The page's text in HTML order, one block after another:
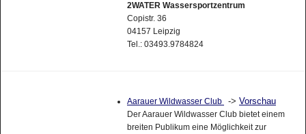
2WATER Wassersportzentrum
Copistr. 36
04157 Leipzig
Tel.: 03493.9784824
Aarauer Wildwasser Club -> Vorschau
Der Aarauer Wildwasser Club bietet einem
breiten Publikum eine Möglichkeit zur